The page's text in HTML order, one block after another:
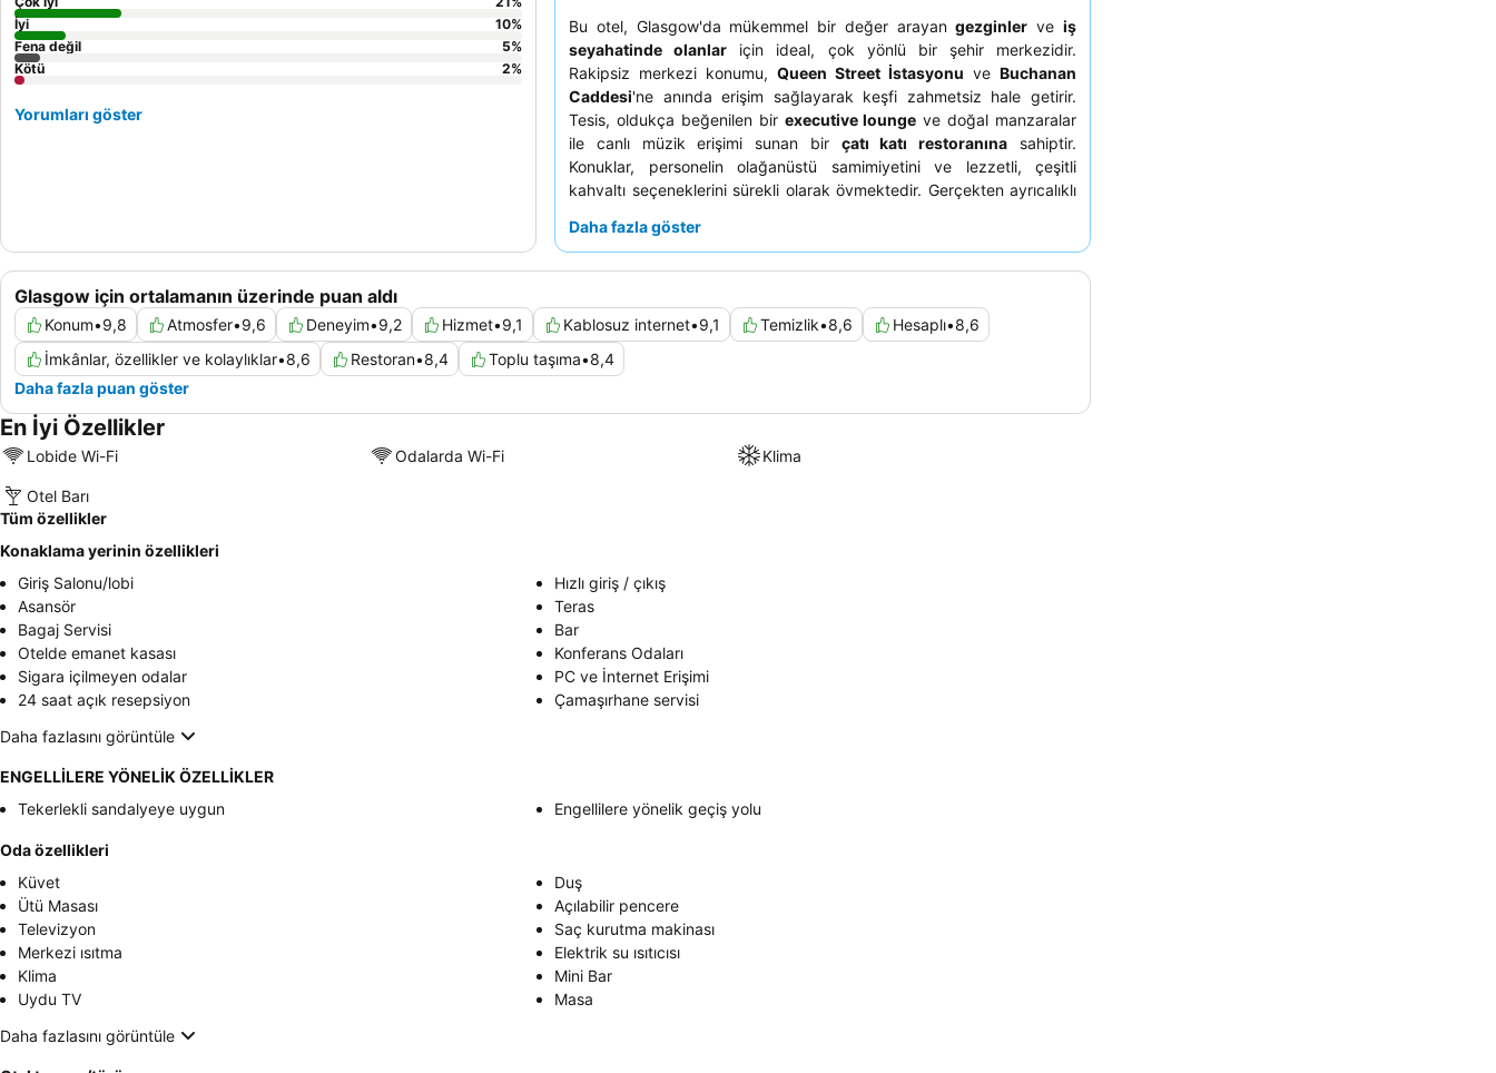
Bu otel, Glasgow'da mükemmel bir değer arayangezginler veiş
seyahatinde olanlar için ideal, çok yönlü bir şehir merkezidir.
Rakipsiz merkezi konumu, Queen Street İstasyonu ve Buchanan
Caddesi'ne anında erişim sağlayarak keşfi zahmetsiz hale getirir.
Tesis, oldukça beğenilen bir executive lounge ve doğal manzaralar
ile canlı müzik erişimi sunan bir çatı katı restoranına sahiptir.
Konuklar, personelin olağanüstü samimiyetini ve lezzetli, çeşitli
kahvaltı seçeneklerini sürekli olarak övmektedir. Gerçekten ayrıcalıklı
üzere üst katlarda bir oda ayırtmayı düşünebilirsiniz.
Daha fazla göster
Glasgow için ortalamanın üzerinde puan aldı
Konum•9,8 Atmosfer•9,6 Deneyim•9,2 Hizmet•9,1 Kablosuz internet•9,1 Temizlik•8,6 Hesaplı•8,6
İmkânlar, özellikler ve kolaylıklar•8,6 Restoran•8,4 Toplu taşıma•8,4
Daha fazla puan göster
İyi
10%
Fena değil
5%
Kötü
2%
Yorumları göster
En İyi Özellikler
Lobide Wi-Fi Odalarda Wi-Fi Klima
Otel Barı
Tüm özellikler
Konaklama yerinin özellikleri
Giriş Salonu/lobi
Hızlı giriş / çıkış
Asansör
Teras
Bagaj Servisi
Bar
Otelde emanet kasası
Konferans Odaları
Sigara içilmeyen odalar
PC ve İnternet Erişimi
24 saat açık resepsiyon
Çamaşırhane servisi
Daha fazlasını görüntüle
ENGELLİLERE YÖNELİK ÖZELLİKLER
Tekerlekli sandalyeye uygun
Engellilere yönelik geçiş yolu
Oda özellikleri
Küvet
Duş
Ütü Masası
Açılabilir pencere
Televizyon
Saç kurutma makinası
Merkezi ısıtma
Elektrik su ısıtıcısı
Klima
Mini Bar
Uydu TV
Masa
Daha fazlasını görüntüle